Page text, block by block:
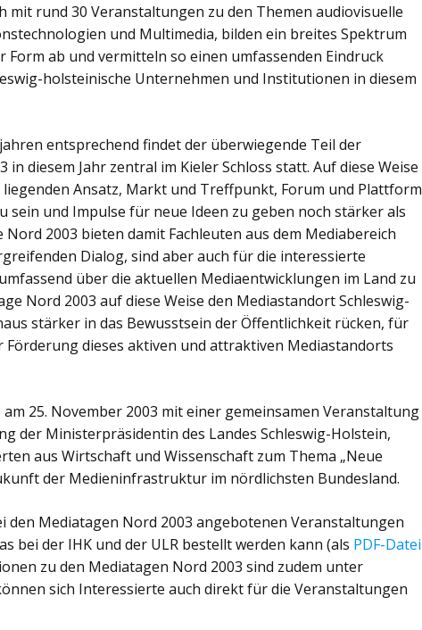
mit rund 30 Veranstaltungen zu den Themen audiovisuelle
und Multimedia, bilden ein breites Spektrum
ab und vermitteln so einen umfassenden Eindruck
holsteinische Unternehmen und Institutionen in diesem
entsprechend findet der überwiegende Teil der
diesem Jahr zentral im Kieler Schloss statt. Auf diese Weise
Ansatz, Markt und Treffpunkt, Forum und Plattform
und Impulse für neue Ideen zu geben noch stärker als
2003 bieten damit Fachleuten aus dem Mediabereich
Dialog, sind aber auch für die interessierte
über die aktuellen Mediaentwicklungen im Land zu
Nord 2003 auf diese Weise den Mediastandort Schleswig-
stärker in das Bewusstsein der Öffentlichkeit rücken, für
dieses aktiven und attraktiven Mediastandorts
25. November 2003 mit einer gemeinsamen Veranstaltung
der Ministerpräsidentin des Landes Schleswig-Holstein,
aus Wirtschaft und Wissenschaft zum Thema „Neue
der Medieninfrastruktur im nördlichsten Bundesland.
den Mediatagen Nord 2003 angebotenen Veranstaltungen
bei der IHK und der ULR bestellt werden kann (als PDF-Datei
zu den Mediatagen Nord 2003 sind zudem unter
sich Interessierte auch direkt für die Veranstaltungen